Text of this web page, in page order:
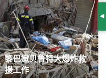
黎巴嫩贝鲁特大爆炸救
援工作